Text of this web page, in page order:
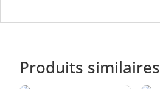
Produits similaires